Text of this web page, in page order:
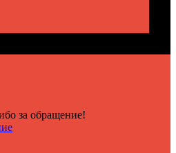
за обращение!